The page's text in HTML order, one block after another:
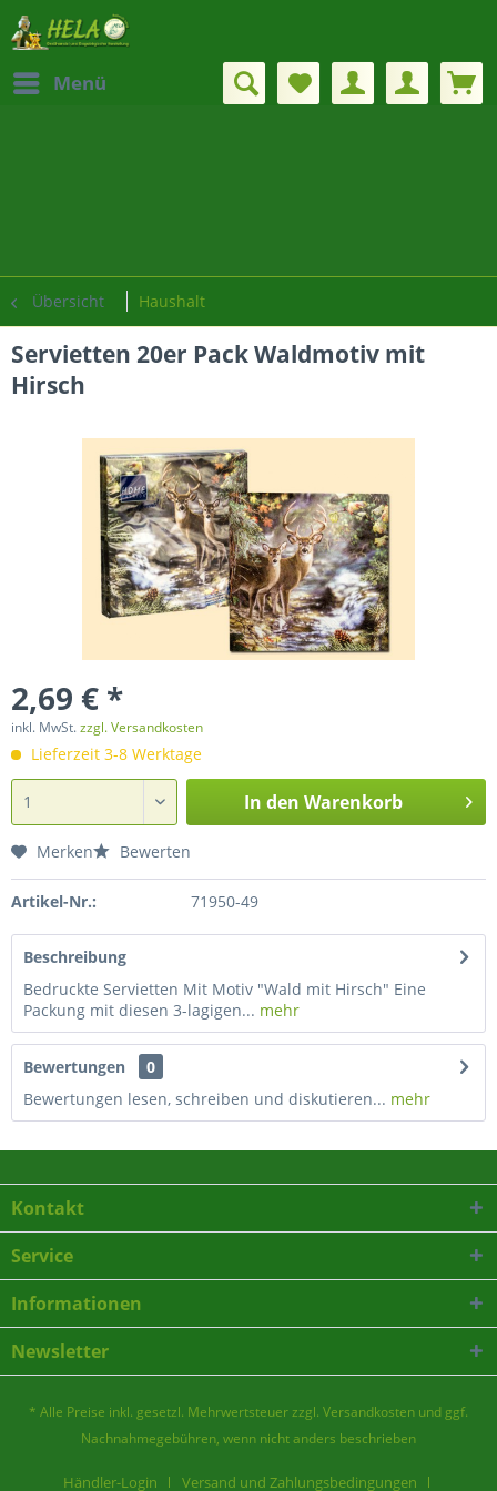
Menü
Übersicht Haushalt
Servietten 20er Pack Waldmotiv mit
Hirsch
2,69 € *
inkl. MwSt.zzgl. Versandkosten
Lieferzeit 3-8 Werktage
In den Warenkorb
Merken Bewerten
Artikel-Nr.: 71950-49
Beschreibung
Bedruckte Servietten Mit Motiv "Wald mit Hirsch" Eine
Packung mit diesen 3-lagigen... mehr
Bewertungen
0
Bewertungen lesen, schreiben und diskutieren... mehr
Kontakt
Service
Informationen
Newsletter
* Alle Preise inkl. gesetzl. Mehrwertsteuer zzgl. Versandkosten und ggf.
Nachnahmegebühren, wenn nicht anders beschrieben
Händler-Login Versand und Zahlungsbedingungen